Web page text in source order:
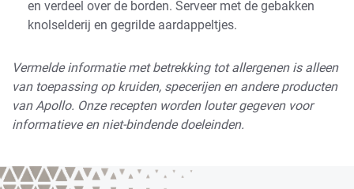
en verdeel over de borden. Serveer met de gebakken
knolselderij en gegrilde aardappeltjes.
Vermelde informatie met betrekking tot allergenen is alleen
van toepassing op kruiden, specerijen en andere producten
van Apollo. Onze recepten worden louter gegeven voor
informatieve en niet-bindende doeleinden.